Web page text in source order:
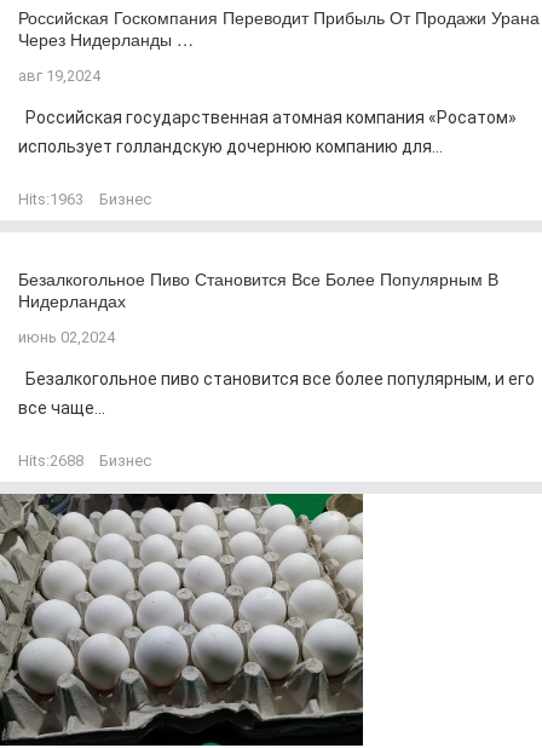
Российская Госкомпания Переводит Прибыль От Продажи Урана
Через Нидерланды …
авг 19,2024
Российская государственная атомная компания «Росатом»
использует голландскую дочернюю компанию для...
Hits:1963 Бизнес
Безалкогольное Пиво Становится Все Более Популярным В
Нидерландах
июнь 02,2024
Безалкогольное пиво становится все более популярным, и его
все чаще...
Hits:2688 Бизнес